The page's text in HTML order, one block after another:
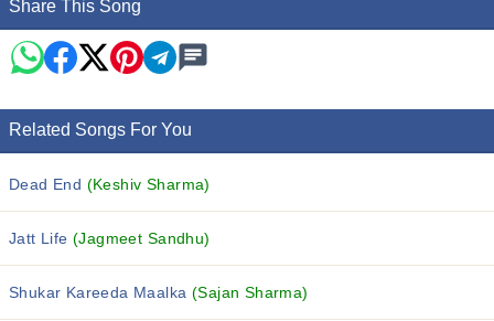
Share This Song
Related Songs For You
Dead End (Keshiv Sharma)
Jatt Life(Jagmeet Sandhu)
Shukar Kareeda Maalka (Sajan Sharma)